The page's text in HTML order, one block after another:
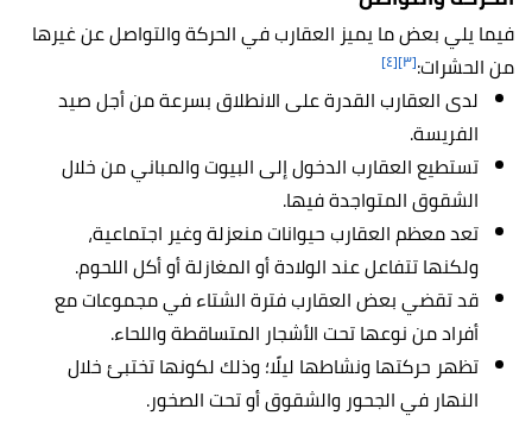
فيما يلي بعض ما يميز العقارب في الحركة والتواصل عن غيرها
من الحشرات:[٣] [٤]
لدى العقارب القدرة على الانطلاق بسرعة من أجل صيد
الفريسة.
تستطيع العقارب الدخول إلى البيوت والمباني من خلال
الشقوق المتواجدة فيها.
تعد معظم العقارب حيوانات منعزلة وغير اجتماعية،
ولكنها تتفاعل عند الولادة أو المغازلة أو أكل اللحوم.
قد تقضي بعض العقارب فترة الشتاء في مجموعات مع
أفراد من نوعها تحت الأشجار المتساقطة واللحاء.
تظهر حركتها ونشاطها ليلًا؛ وذلك لكونها تختبئ خلال
النهار في الجحور والشقوق أو تحت الصخور.